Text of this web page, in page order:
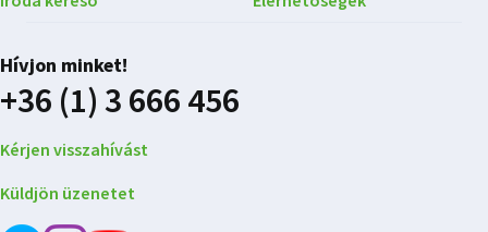
Hívjon minket!
+36 (1) 3 666 456
Kérjen visszahívást
Küldjön üzenetet